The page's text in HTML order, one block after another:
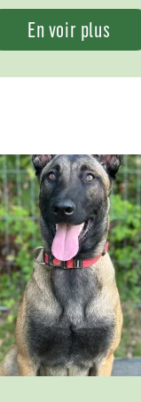
En voir plus